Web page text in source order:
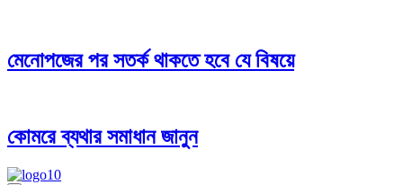
মেনোপজের পর সতর্ক থাকতে হবে যে বিষয়ে
কোমরে ব্যথার সমাধান জানুন